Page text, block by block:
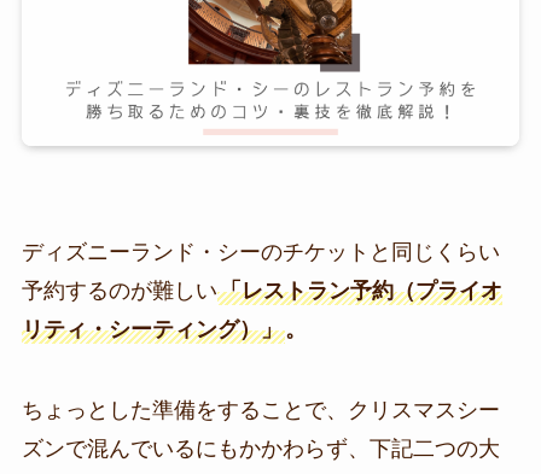
ディズニーランド・シーのチケットと同じくらい
予約するのが難しい「レストラン予約（プライオ
リティ・シーティング）」。
ちょっとした準備をすることで、クリスマスシー
ズンで混んでいるにもかかわらず、下記二つの大